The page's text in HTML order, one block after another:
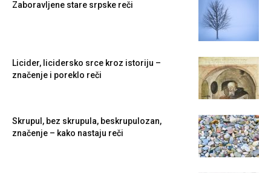
Zaboravljene stare srpske reči
Licider, licidersko srce kroz istoriju –
značenje i poreklo reči
Skrupul, bez skrupula, beskrupulozan,
značenje – kako nastaju reči